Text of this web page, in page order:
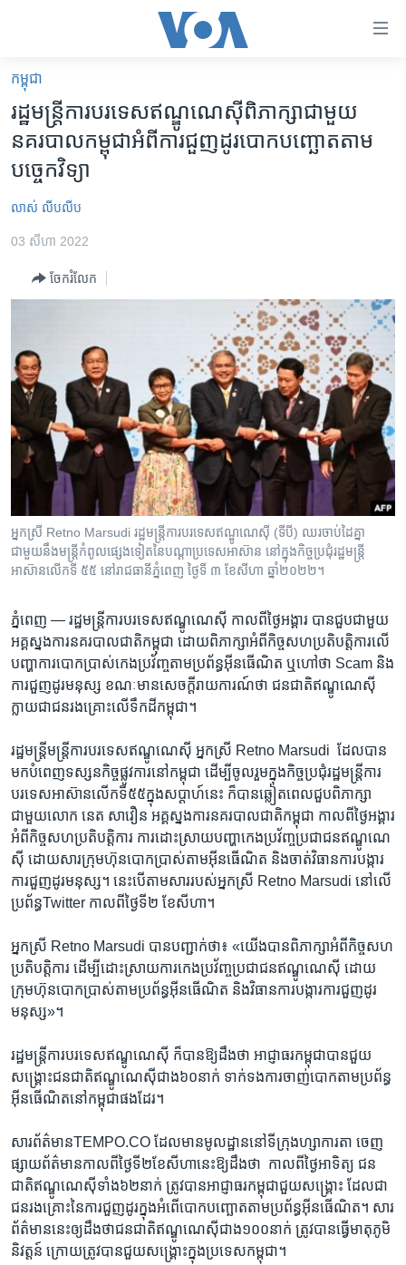
គេហទំព័រ​
ទាក់ទង
រំលង​
និង​
ចូល​
ទំព័រ​
ព័ត៌មាន​​
រំលង​
ទៅ​
ទំព័រ​
សម្ព័ន្ធ​
ទៅ​
កាន់​
ទំព័រ​
កម្ពុជា
អន្តរជាតិ
ព្រឹត្តិការណ៍ព័ត៌មាន
វិទ្យុ / ផតខាសថ៍
កម្មវិធីទាំងអស់
Khmer English
បណ្តាញ​សង្គម
ភាសា
កម្ពុជា
រដ្ឋមន្ត្រី​ការ​បរទេស​ឥណ្ឌូណេស៊ី​ពិភាក្សា​ជាមួយ​
នគរបាល​កម្ពុជា​អំពី​ការ​ជួញ​ដូរ​បោក​បញ្ឆោត​តាម​
បច្ចេក​វិទ្យា​
លាស់ លីបលីប
03 សីហា 2022
ចែករំលែក
អ្នកស្រី Retno Marsudi រដ្ឋមន្ត្រី​ការបរទេស​ឥណ្ឌូណេស៊ី (ទីបី) ឈរ​ចាប់​ដៃ​គ្នា​
ជាមួយ​នឹង​មន្ត្រី​កំពូល​ផ្សេង​ទៀត​នៃ​បណ្ដា​ប្រទេស​អាស៊ាន​ នៅ​ក្នុង​កិច្ចប្រជុំ​រដ្ឋមន្ត្រី​
អាស៊ាន​លើក​ទី ៥៥ នៅ​រាជធានី​ភ្នំពេញ ថ្ងៃទី ៣ ខែសីហា ឆ្នាំ២០២២។
ភ្នំពេញ — ​រដ្ឋមន្ត្រី​ការ​បរទេស​ឥណ្ឌូណេស៊ី​ កាលពី​ថ្ងៃ​អង្គារ​ បាន​ជួប​ជាមួយ​
អគ្គ​ស្នងការ​នគរបាល​ជាតិ​កម្ពុជា ​ដោយ​ពិភាក្សា​អំពី​កិច្ច​សហ​ប្រតិ​បត្តិការ​លើ​
បញ្ហា​ការ​បោក​ប្រាស់​កេង​ប្រវ័ញ្ច​តាម​ប្រព័ន្ធ​អ៊ីនធើណិត​ ឬ​ហៅ​ថា ​Scam ​និង​
ការ​ជួញ​ដូរ​មនុស្ស ខណៈ​មាន​សេចក្តី​រាយ​ការណ៍​ថា​ ជន​ជាតិ​ឥណ្ឌូណេស៊ី​
ក្លាយ​ជាជន​រង​គ្រោះ​លើ​ទឹកដី​កម្ពុជា។​
រដ្ឋមន្ត្រី​មន្ត្រី​ការ​បរទេស​ឥណ្ឌូណេស៊ី ​អ្នកស្រី ​Retno Marsudi ​ ដែល​បាន​
មក​បំពេញ​ទស្សន​កិច្ច​ផ្លូវការ​នៅ​កម្ពុជា​ ដើម្បី​ចូលរួម​ក្នុង​កិច្ច​ប្រជុំ​រដ្ឋមន្ត្រី​ការ​
បរទេស​អាស៊ាន​លើក​ទី​៥៥​ក្នុង​សប្តាហ៍​នេះ​ ក៏​បាន​ឆ្លៀតពេល​ជួប​ពិភាក្សា​
ជាមួយ​លោក​ នេត សាវឿន​ អគ្គ​ស្នងការ​នគរបាល​ជាតិ​កម្ពុជា ​កាលពី​ថ្ងៃ​អង្គារ​
អំពី​កិច្ច​សហ​ប្រតិបត្តិការ ​ការ​ដោះ​ស្រាយ​បញ្ហា​កេង​ប្រវ័ញ្ច​ប្រជាជន​ឥណ្ឌូណេ
ស៊ី ​ដោយ​សារក្រុមហ៊ុន​បោក​ប្រាស់​តាម​អ៊ីនធើណិត​ និង​ចាត់​វិធាន​ការ​បង្ការ​
ការ​ជួញ​ដូរ​មនុស្ស។ ​នេះ​បើ​តាម​សារ​របស់​អ្នកស្រី ​Retno Marsudi ​នៅ​លើ​
ប្រព័ន្ធ​Twitter ​កាល​ពី​ថ្ងៃទី​២ ​ខែ​សីហា។​
អ្នកស្រី ​Retno Marsudi ​បាន​បញ្ជាក់​ថា៖ ​«យើង​បាន​ពិភាក្សា​អំពី​កិច្ច​សហ​
ប្រតិបត្តិ​ការ​ ដើម្បី​ដោះ​ស្រាយ​ការ​កេង​ប្រវ័ញ្ច​ប្រជាជន​ឥណ្ឌូណេស៊ី ​ដោយ​
ក្រុមហ៊ុន​បោក​ប្រាស់​តាម​ប្រព័ន្ធអ៊ីនធើណិត ​និង​វិធាន​ការ​បង្ការ​ការ​ជួញ​ដូរ​
មនុស្ស»។​
រដ្ឋ​មន្ត្រី​ការ​បរទេស​ឥណ្ឌូណេស៊ី​ ក៏​បាន​ឱ្យ​ដឹង​ថា​ អាជ្ញាធរ​កម្ពុជា​បាន​ជួយ​
សង្គ្រោះ​ជន​ជាតិ​ឥណ្ឌូណេស៊ី​ជាង​៦០​នាក់​ ទាក់​ទង​ការ​ចាញ់​បោក​តាម​ប្រព័ន្ធ​
អ៊ីនធើណិត​នៅ​កម្ពុជា​ផង​ដែរ។​
សារ​ព័ត៌មាន​TEMPO.CO ដែល​មាន​មូលដ្ឋាន​នៅ​ទីក្រុង​ហ្សាការតា ​ចេញ​
ផ្សាយ​ព័ត៌មាន​កាល​ពី​ថ្ងៃ​ទី​២​ខែ​សីហា​នេះ​ឱ្យ​ដឹង​ថា​ ​ កាល​ពីថ្ងៃ​អាទិត្យ​ ​ជន​
ជាតិ​ឥណ្ឌូណេស៊ី​ទាំង​៦២​នាក់ ​ត្រូវ​បាន​អាជ្ញាធរ​កម្ពុជា​ជួយ​សង្គ្រោះ​ ដែល​ជា​
ជន​រង​គ្រោះ​នៃ​ការ​ជួញ​ដូរ​ក្នុង​អំពើ​បោកបញ្ឆោត​តាម​ប្រព័ន្ធ​អ៊ីនធើណិត។ ​សារ​
ព័ត៌មាន​នេះ​ឲ្យ​ដឹង​ថាជន​ជាតិ​ឥណ្ឌូណេស៊ី​ជាង​១០០​នាក់ ​ត្រូវ​បាន​ធ្វើ​មាតុ​ភូមិ​
និវត្តន៍​ ក្រោយ​ត្រូវ​បាន​ជួយ​សង្រ្គោះ​ក្នុង​ប្រទេស​កម្ពុជា។